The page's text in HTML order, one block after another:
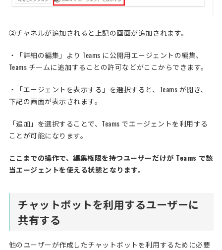
②チャネルが追加されると上記の画面が追加されます。
・「詳細の編集」より Teams に公開用エージェントの編集、
Teams チームに追加することの許可などがここからできます。
・「エージェントを表示する」を選択すると、Teams が開き、
下記の画面が表示されます。
「追加」を選択することで、Teams でエージェントを利用する
ことが可能になります。
ここまでの操作で、編集権限を持つユーザーだけが Teams で該
当エージェントを使える状態となります。
チャットボットを利用するユーザーに
共有する
他のユーザーが作成したチャットボットを利用するために必要